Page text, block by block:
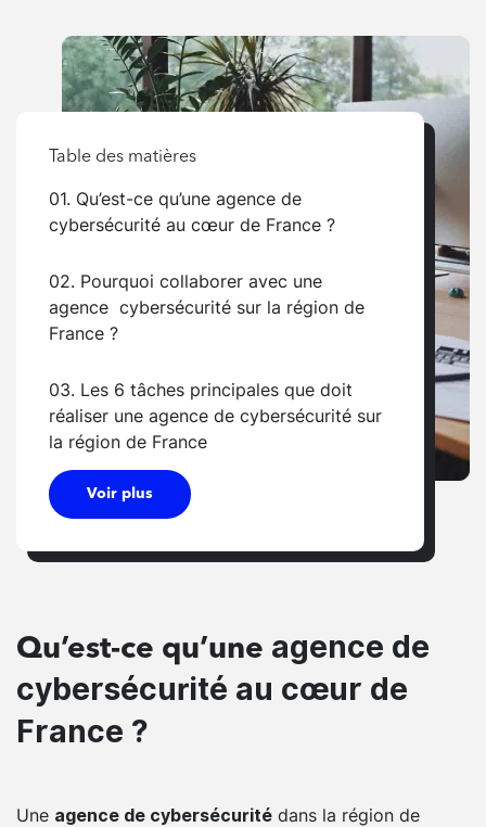
Table des matières
01. Qu’est-ce qu’une agence de
cybersécurité au cœur de France ?
02. Pourquoi collaborer avec une
agence cybersécurité sur la région de
France ?
03. Les 6 tâches principales que doit
réaliser une agence de cybersécurité sur
la région de France
Voir plus
Qu’est-ce qu’une agence de
cybersécurité au cœur de
France ?
Une agence de cybersécurité dans la région de